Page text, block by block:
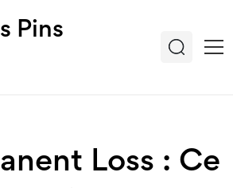
Pins
Loss : Ce